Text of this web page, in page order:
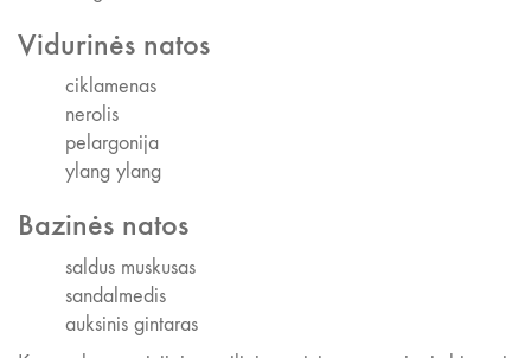
Vidurinės natos
ciklamenas
nerolis
pelargonija
ylang ylang
Bazinės natos
saldus muskusas
sandalmedis
auksinis gintaras